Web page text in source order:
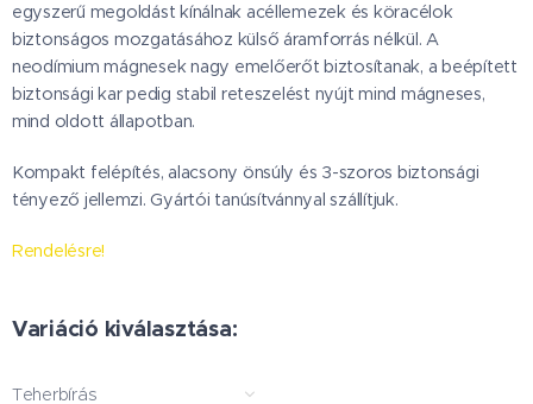
egyszerű megoldást kínálnak acéllemezek és köracélok
biztonságos mozgatásához külső áramforrás nélkül. A
neodímium mágnesek nagy emelőerőt biztosítanak, a beépített
biztonsági kar pedig stabil reteszelést nyújt mind mágneses,
mind oldott állapotban.
Kompakt felépítés, alacsony önsúly és 3-szoros biztonsági
tényező jellemzi. Gyártói tanúsítvánnyal szállítjuk.
Rendelésre!
Variáció kiválasztása:
Teherbírás